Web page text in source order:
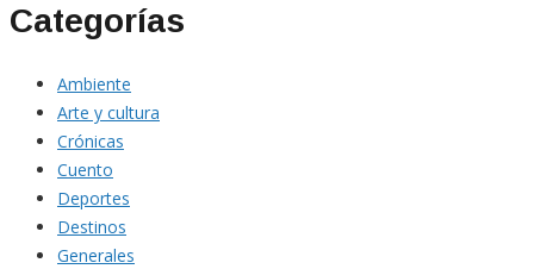
Categorías
Ambiente
Arte y cultura
Crónicas
Cuento
Deportes
Destinos
Generales